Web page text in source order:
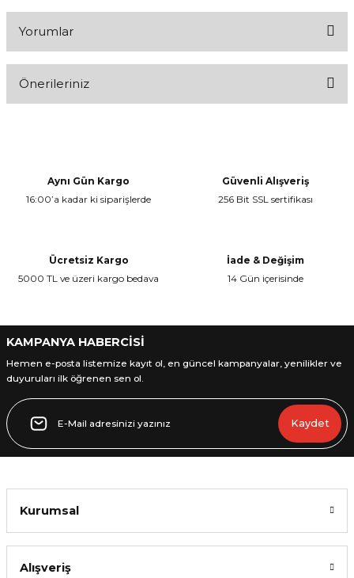
Yorumlar
Önerileriniz
Ürün resmi kalitesiz, bozuk veya görüntülenemiyor.
Gönder
Aynı Gün Kargo
16:00’a kadar ki siparişlerde
Güvenli Alışveriş
256 Bit SSL sertifikası
Ücretsiz Kargo
5000 TL ve üzeri kargo bedava
İade & Değişim
14 Gün içerisinde
KAMPANYA HABERCİSİ
Hemen e-posta listemize kayıt ol, en güncel kampanyalar, yenilikler ve
duyuruları ilk öğrenen sen ol.
Kaydet
Kurumsal
Alışveriş